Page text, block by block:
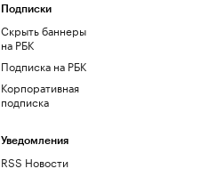
Подписки
Скрыть баннеры
на РБК
Подписка на РБК
Корпоративная
подписка
Уведомления
RSS Новости